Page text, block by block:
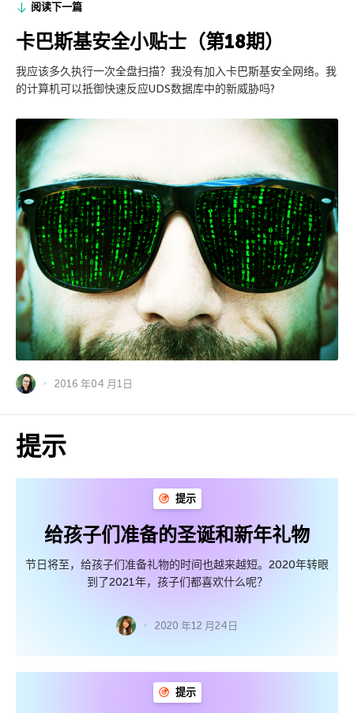
阅读下一篇
卡巴斯基安全小贴士（第18期）
我应该多久执行一次全盘扫描？我没有加入卡巴斯基安全网络。我
的计算机可以抵御快速反应UDS数据库中的新威胁吗?
2016 年04 月1日
提示
提示
给孩子们准备的圣诞和新年礼物
节日将至，给孩子们准备礼物的时间也越来越短。2020年转眼
到了2021年，孩子们都喜欢什么呢？
2020 年12 月24日
提示